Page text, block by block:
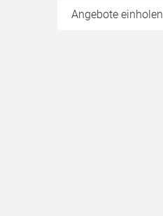
Angebote einholen